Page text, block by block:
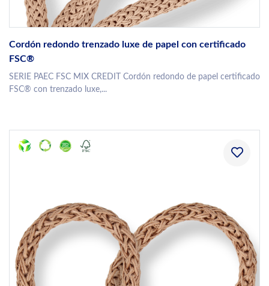
Cordón redondo trenzado luxe de papel con certificado
FSC®
SERIE PAEC FSC MIX CREDIT Cordón redondo de papel certificado
FSC® con trenzado luxe,...